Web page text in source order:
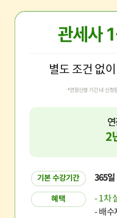
별도 조건 없이
2
기본 수강기간 365일
혜택
- 1차
- 배수